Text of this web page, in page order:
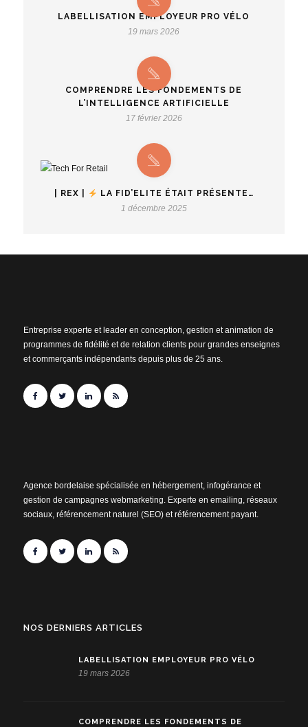
LABELLISATION EMPLOYEUR PRO VÉLO
19 mars 2026
COMPRENDRE LES FONDEMENTS DE
L’INTELLIGENCE ARTIFICIELLE
17 février 2026
| REX |
LA FID’ELITE ÉTAIT PRÉSENTE…
1 décembre 2025
Entreprise experte et leader en conception, gestion et animation de
programmes de fidélité et de relation clients pour grandes enseignes
et commerçants indépendants depuis plus de 25 ans.
Agence bordelaise spécialisée en hébergement, infogérance et
gestion de campagnes webmarketing. Experte en emailing, réseaux
sociaux, référencement naturel (SEO) et référencement payant.
NOS DERNIERS ARTICLES
LABELLISATION EMPLOYEUR PRO VÉLO
19 mars 2026
COMPRENDRE LES FONDEMENTS DE